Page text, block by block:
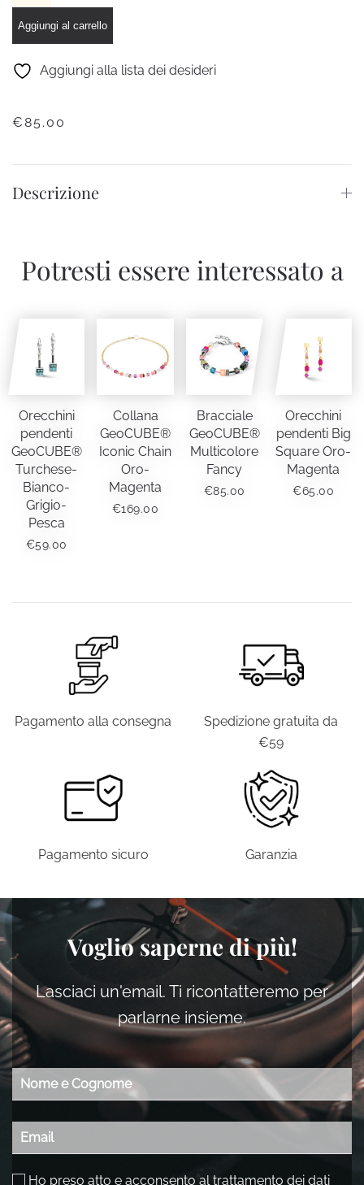
Square
Nera
quantità
Aggiungi al carrello
Aggiungi alla lista dei desideri
€85.00
Descrizione
Potresti essere interessato a
Orecchini
pendenti
GeoCUBE®
Turchese-
Bianco-
Grigio-
Pesca
€59.00
Collana
GeoCUBE®
Iconic Chain
Oro-
Magenta
€169.00
Bracciale
GeoCUBE®
Multicolore
Fancy
€85.00
Orecchini
pendenti Big
Square Oro-
Magenta
€65.00
Pagamento alla consegna
Spedizione gratuita da
€59
Pagamento sicuro Garanzia
Voglio saperne di più!
Lasciaci un'email. Ti ricontatteremo per
parlarne insieme.